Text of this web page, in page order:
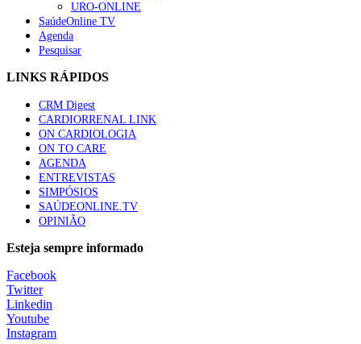
URO-ONLINE
SaúdeOnline TV
Agenda
Pesquisar
LINKS RÁPIDOS
CRM Digest
CARDIORRENAL LINK
ON CARDIOLOGIA
ON TO CARE
AGENDA
ENTREVISTAS
SIMPÓSIOS
SAÚDEONLINE.TV
OPINIÃO
Esteja sempre informado
Facebook
Twitter
Linkedin
Youtube
Instagram